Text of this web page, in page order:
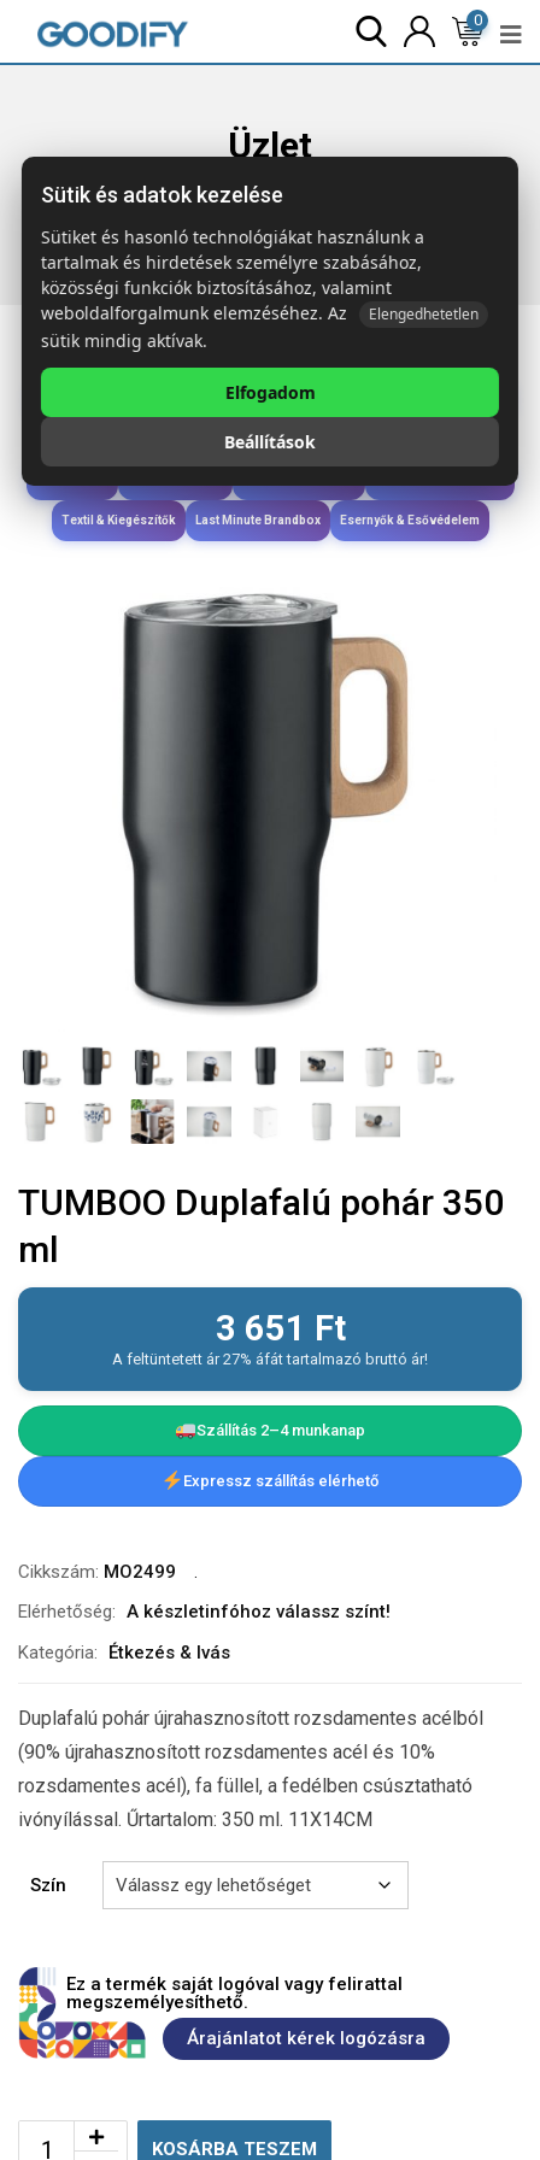
0
Üzlet
Főoldal Termékek Étkezés & Ivás
pohár 350 ml
Étkezés & Ivás
Wellness & Ápolás
Textil & Kiegészítők Last Minute Brandbox Esernyők & Esővédelem
TUMBOO Duplafalú pohár 350
ml
3 651 Ft
A feltüntetett ár 27% áfát tartalmazó bruttó ár!
Szállítás 2–4 munkanap
Expressz szállítás elérhető
Cikkszám: MO2499
Elérhetőség: A készletinfóhoz válassz színt!
Kategória:
Étkezés & Ivás
Duplafalú pohár újrahasznosított rozsdamentes acélból
(90% újrahasznosított rozsdamentes acél és 10%
rozsdamentes acél), fa füllel, a fedélben csúsztatható
ivónyílással. Űrtartalom: 350 ml. 11X14CM
Szín
Ez a termék saját logóval vagy felirattal
megszemélyesíthető.
Árajánlatot kérek logózásra
KOSÁRBA TESZEM
Sütik és adatok kezelése
Sütiket és hasonló technológiákat használunk a
tartalmak és hirdetések személyre szabásához,
közösségi funkciók biztosításához, valamint
weboldalforgalmunk elemzéséhez. Az
Elengedhetetlen
sütik mindig aktívak.
Elfogadom
Beállítások